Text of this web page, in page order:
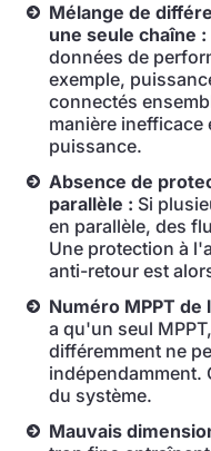
Mélange de
une seule chaîne :
données de
exemple,
connectés
manière inefficace
puissance.
Absence de
parallèle : Si
en parallèle, des
Une protection à
anti-retour est
Numéro MPPT
a qu'un seul
différemment ne
indépendamment.
du système.
Mauvais